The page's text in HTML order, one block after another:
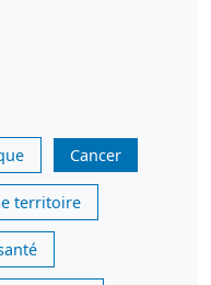
Cancer
territoire